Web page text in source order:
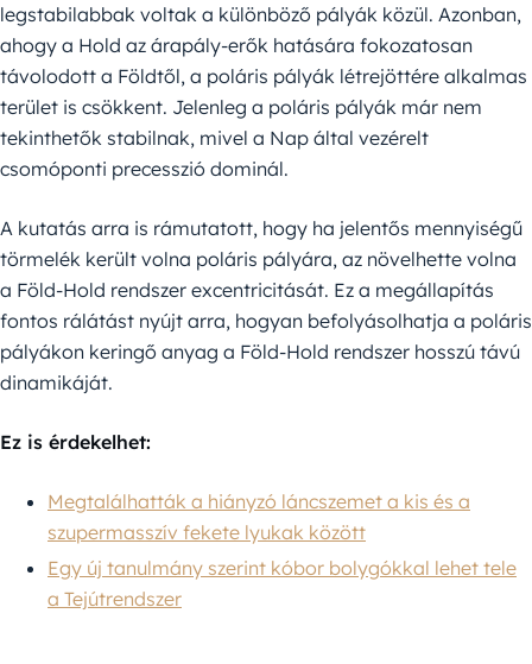
legstabilabbak voltak a különböző pályák közül. Azonban,
ahogy a Hold az árapály-erők hatására fokozatosan
távolodott a Földtől, a poláris pályák létrejöttére alkalmas
terület is csökkent. Jelenleg a poláris pályák már nem
tekinthetők stabilnak, mivel a Nap által vezérelt
csomóponti precesszió dominál.
A kutatás arra is rámutatott, hogy ha jelentős mennyiségű
törmelék került volna poláris pályára, az növelhette volna
a Föld-Hold rendszer excentricitását. Ez a megállapítás
fontos rálátást nyújt arra, hogyan befolyásolhatja a poláris
pályákon keringő anyag a Föld-Hold rendszer hosszú távú
dinamikáját.
Ez is érdekelhet:
Megtalálhatták a hiányzó láncszemet a kis és a
szupermasszív fekete lyukak között
Egy új tanulmány szerint kóbor bolygókkal lehet tele
a Tejútrendszer